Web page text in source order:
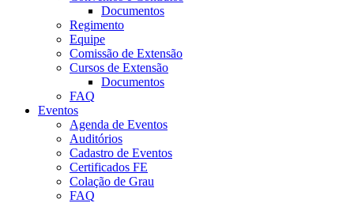
Documentos
Regimento
Equipe
Comissão de Extensão
Cursos de Extensão
Documentos
FAQ
Eventos
Agenda de Eventos
Auditórios
Cadastro de Eventos
Certificados FE
Colação de Grau
FAQ